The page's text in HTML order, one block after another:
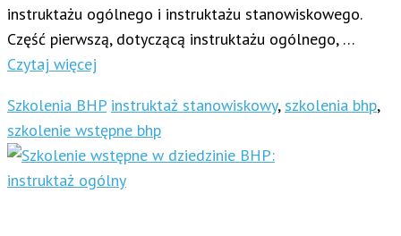
instruktażu ogólnego i instruktażu stanowiskowego.
Część pierwszą, dotyczącą instruktażu ogólnego, …
Czytaj więcej
Szkolenia BHP instruktaż stanowiskowy, szkolenia bhp,
szkolenie wstępne bhp